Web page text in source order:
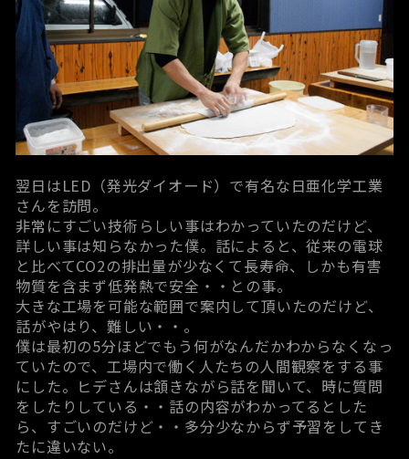
翌日はLED（発光ダイオード）で有名な日亜化学工業
さんを訪問。
非常にすごい技術らしい事はわかっていたのだけど、
詳しい事は知らなかった僕。話によると、従来の電球
と比べてCO2の排出量が少なくて長寿命、しかも有害
物質を含まず低発熱で安全・・との事。
大きな工場を可能な範囲で案内して頂いたのだけど、
話がやはり、難しい・・。
僕は最初の5分ほどでもう何がなんだかわからなくなっ
ていたので、工場内で働く人たちの人間観察をする事
にした。ヒデさんは頷きながら話を聞いて、時に質問
をしたりしている・・話の内容がわかってるとした
ら、すごいのだけど・・多分少なからず予習をしてき
たに違いない。